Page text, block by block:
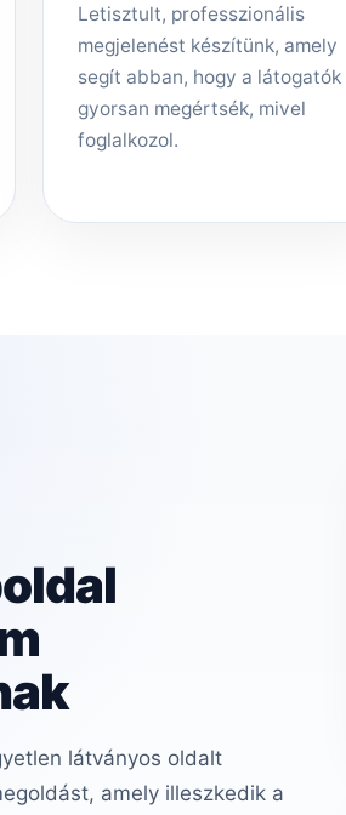
Letisztult, professzionális
megjelenést készítünk, amely
segít abban, hogy a látogatók
gyorsan megértsék, mivel
foglalkozol.
látványos oldalt
amely illeszkedik a